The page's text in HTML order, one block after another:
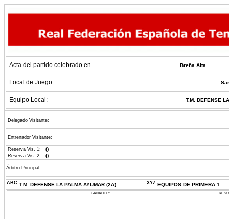
Acta del partido celebrado en Breña Alta
Local de Juego:
Equipo Local: T.M. DEFENSE
Delegado Visitante:
Entrenador Visitante:
Reserva Vis. 1: ()
Reserva Vis. 2: ()
Árbitro Principal:
ABC T.M. DEFENSE LA PALMA AYUMAR (2A) XYZ EQUIPOS DE PRIMERA 1
GANADOR: